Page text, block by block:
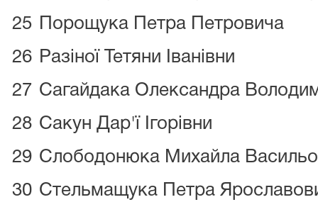
25
Порощука Петра Петровича
26 Разіної Тетяни Іванівни
27 Сагайдака Олександра
28 Сакун Дар'ї Ігорівни
29 Слободонюка Михайла
30 Стельмащука Петра